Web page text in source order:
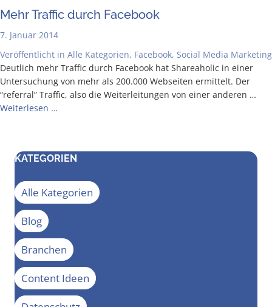
Mehr Traf­fic durch Facebook
7. Januar 2014
Veröffentlicht in Alle Kategorien, Facebook, Social Media Marketing
Deut­lich mehr Traf­fic durch Face­book hat Share­aho­lic in einer
Unter­su­chung von mehr als 200.000 Web­sei­ten ermit­telt. Der
“refer­ral” Traf­fic, also die Wei­ter­lei­tun­gen von einer ande­ren …
Wei­ter­le­sen …
KATEGORIEN
Alle Kategorien
Blog
Branchen
Content Ideen